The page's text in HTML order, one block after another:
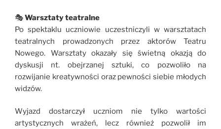
🎭Warsztaty teatralne
Po spektaklu uczniowie uczestniczyli w warsztatach
teatralnych prowadzonych przez aktorów Teatru
Nowego. Warsztaty okazały się świetną okazją do
dyskusji nt. obejrzanej sztuki, co pozwoliło na
rozwijanie kreatywności oraz pewności siebie młodych
widzów.
Wyjazd dostarczył uczniom nie tylko wartości
artystycznych wrażeń, lecz również pozwolił im